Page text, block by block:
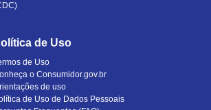
de Uso
de Uso
o Consumidor.gov.br
de uso
de Uso de Dados Pessoais